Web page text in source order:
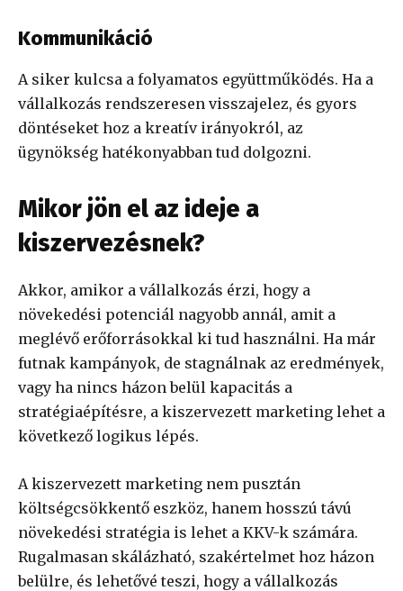
Kommunikáció
A siker kulcsa a folyamatos együttműködés. Ha a
vállalkozás rendszeresen visszajelez, és gyors
döntéseket hoz a kreatív irányokról, az
ügynökség hatékonyabban tud dolgozni.
Mikor jön el az ideje a
kiszervezésnek?
Akkor, amikor a vállalkozás érzi, hogy a
növekedési potenciál nagyobb annál, amit a
meglévő erőforrásokkal ki tud használni. Ha már
futnak kampányok, de stagnálnak az eredmények,
vagy ha nincs házon belül kapacitás a
stratégiaépítésre, a kiszervezett marketing lehet a
következő logikus lépés.
A kiszervezett marketing nem pusztán
költségcsökkentő eszköz, hanem hosszú távú
növekedési stratégia is lehet a KKV-k számára.
Rugalmasan skálázható, szakértelmet hoz házon
belülre, és lehetővé teszi, hogy a vállalkozás